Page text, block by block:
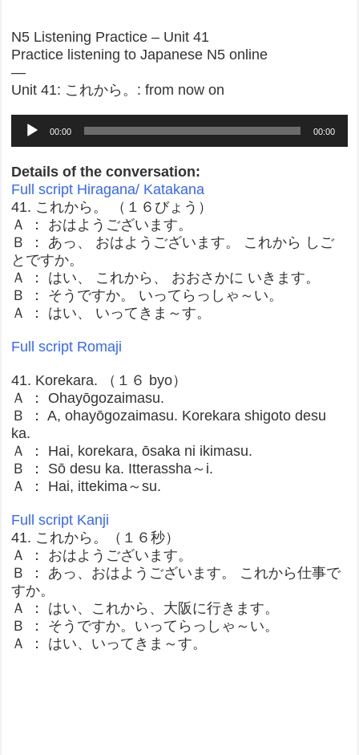
N5 Listening Practice – Unit 41
Practice listening to Japanese N5 online
—
Unit 41: これから。: from now on
Audio
Player
00:00 00:00
Details of the conversation:
Full script Hiragana/ Katakana
41. これから。 （１６びょう）
Ａ ： おはようございます。
Ｂ ： あっ、 おはようございます。 これから しご
とですか。
Ａ ： はい、 これから、 おおさかに いきます。
Ｂ ： そうですか。 いってらっしゃ～い。
Ａ ： はい、 いってきま～す。
Full script Romaji
41. Korekara. （１６ byo）
Ａ ： Ohayōgozaimasu.
Ｂ ： A, ohayōgozaimasu. Korekara shigoto desu
ka.
Ａ ： Hai, korekara, ōsaka ni ikimasu.
Ｂ ： Sō desu ka. Itterassha～i.
Ａ ： Hai, ittekima～su.
Full script Kanji
41. これから。（１６秒）
Ａ ： おはようございます。
Ｂ ： あっ、おはようございます。 これから仕事で
すか。
Ａ ： はい、これから、大阪に行きます。
Ｂ ： そうですか。いってらっしゃ～い。
Ａ ： はい、いってきま～す。